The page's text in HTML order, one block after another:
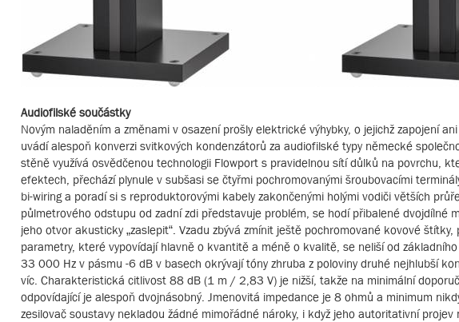
Audiofilské součástky
Novým naladěním a změnami v osazení prošly elektrické výhybky, o jejichž zapojení
uvádí alespoň konverzi svitkových kondenzátorů za audiofilské typy německé
stěně využívá osvědčenou technologii Flowport s pravidelnou sítí důlků na povrchu,
efektech, přechází plynule v subšasi se čtyřmi pochromovanými šroubovacími
bi-wiring a poradí si s reproduktorovými kabely zakončenými holými vodiči větších
půlmetrového odstupu od zadní zdi představuje problém, se hodí přibalené dvojdílné
jeho otvor akusticky „zaslepit“. Vzadu zbývá zmínit ještě pochromované kovové
parametry, které vypovídají hlavně o kvantitě a méně o kvalitě, se neliší od
33 000 Hz v pásmu -6 dB v basech okrývají tóny zhruba z poloviny druhé nejhlubší
víc. Charakteristická citlivost 88 dB (1 m / 2,83 V) je nižší, takže na minimální
odpovídající je alespoň dvojnásobný. Jmenovitá impedance je 8 ohmů a minimum
zesilovač soustavy nekladou žádné mimořádné nároky, i když jeho autoritativní